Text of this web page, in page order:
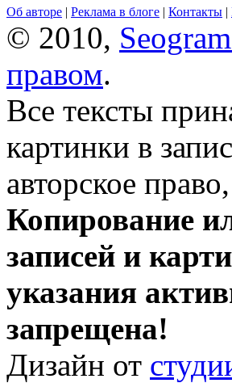
Об авторе | Реклама в блоге | Контакты |
© 2010,
правом.
Все тексты
картинки в
авторское
Копирование
записей и
указания
запрещена!
Дизайн от